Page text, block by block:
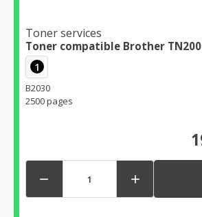
Toner services
Toner compatible Brother
1
B2030
2500 pages
 